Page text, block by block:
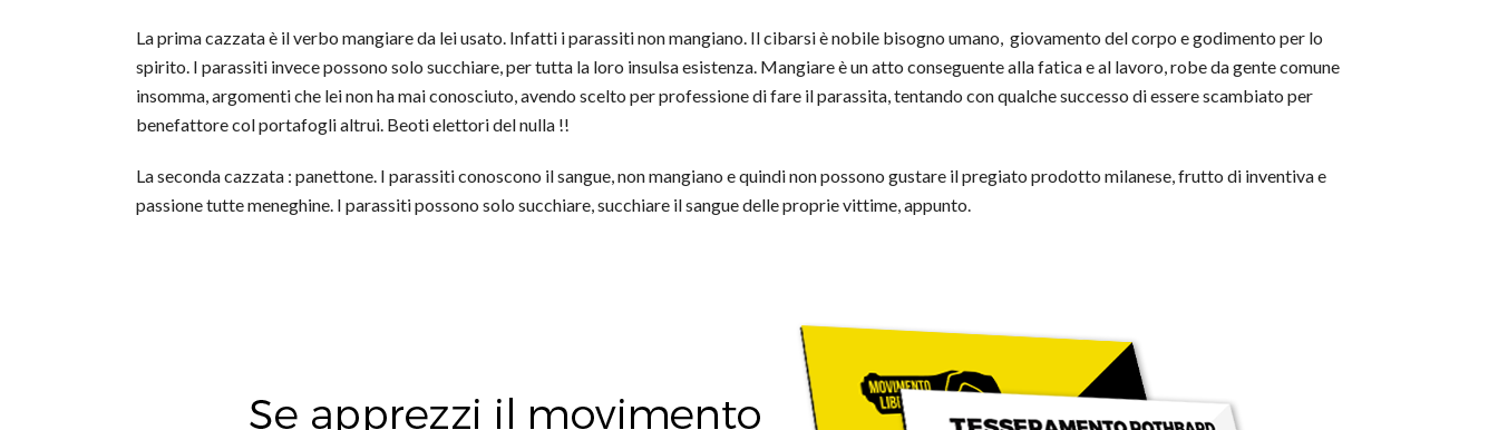
La prima cazzata è il verbo mangiare da lei usato. Infatti i parassiti non mangiano. Il cibarsi è nobile bisogno umano, giovamento del corpo e godimento per lo
spirito. I parassiti invece possono solo succhiare, per tutta la loro insulsa esistenza. Mangiare è un atto conseguente alla fatica e al lavoro, robe da gente comune
insomma, argomenti che lei non ha mai conosciuto, avendo scelto per professione di fare il parassita, tentando con qualche successo di essere scambiato per
benefattore col portafogli altrui. Beoti elettori del nulla !!
La seconda cazzata : panettone. I parassiti conoscono il sangue, non mangiano e quindi non possono gustare il pregiato prodotto milanese, frutto di inventiva e
passione tutte meneghine. I parassiti possono solo succhiare, succhiare il sangue delle proprie vittime, appunto.